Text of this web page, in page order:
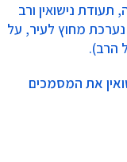
תעודת נישואין ורב
נערכת מחוץ לעיר, על
הרב).
את המסמכים